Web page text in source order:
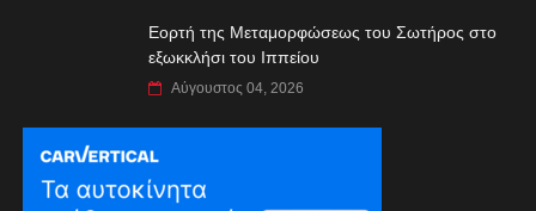
Εορτή της Μεταμορφώσεως του Σωτήρος στο
εξωκκλήσι του Ιππείου
Αύγουστος 04, 2026